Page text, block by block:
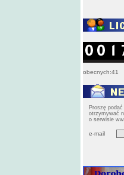
obecnych:41
Proszę
otrzymywać
o serwisie
e-mail